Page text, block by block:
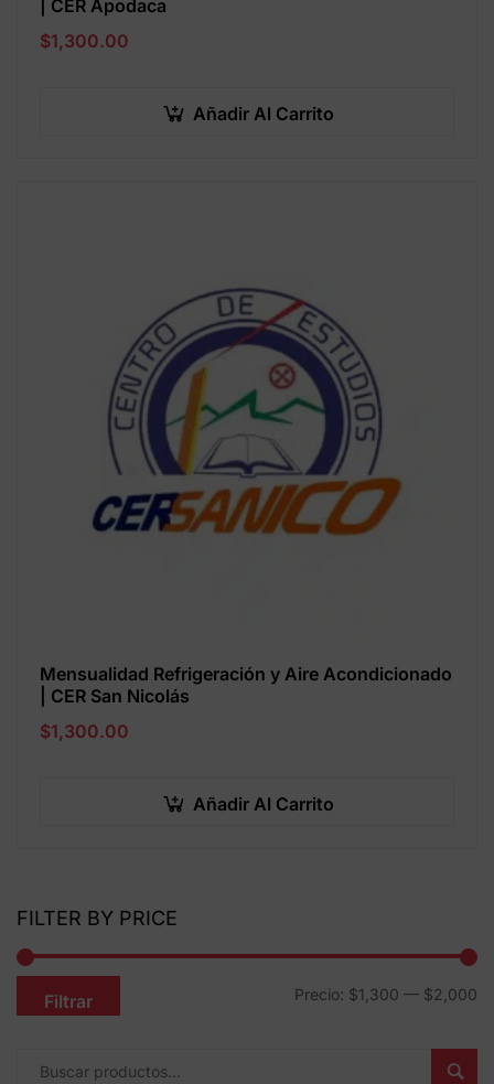
| CER Apodaca
$1,300.00
Añadir Al Carrito
Mensualidad Refrigeración y Aire Acondicionado
| CER San Nicolás
$1,300.00
Añadir Al Carrito
FILTER BY PRICE
Filtrar Precio: $1,300 — $2,000